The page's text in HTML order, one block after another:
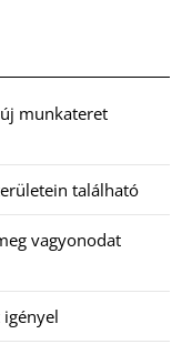
munkateret
található
vagyonodat